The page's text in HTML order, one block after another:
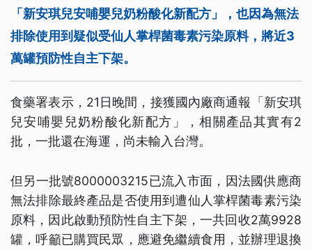
「新安琪兒安哺嬰兒奶粉酸化新配方」，也因為無法
排除使用到疑似受仙人掌桿菌毒素污染原料，將近3
萬罐預防性自主下架。
食藥署表示，21日晚間，接獲國內廠商通報「新安琪
兒安哺嬰兒奶粉酸化新配方」，相關產品其實有2
批，一批還在海運，尚未輸入台灣。
但另一批號8000003215已流入市面，因法國供應商
無法排除最終產品是否使用到遭仙人掌桿菌毒素污染
原料，因此啟動預防性自主下架，一共回收2萬9928
罐，呼籲已購買民眾，應避免繼續食用，並辦理退換